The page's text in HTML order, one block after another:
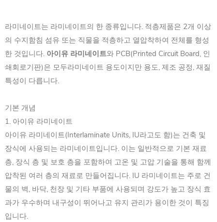
라미네이트는 라미네이트의 한 종류입니다. 적층제품은 2개 이상
의 수지함침 섬유 또는 직물을 적층하고 열압착하여 전체를 형성
한 것입니다. 아이유 라미네이트와 PCB(Printed Circuit Board, 인
쇄회로기판)은 모두라미네이트 용도이지만 용도, 제조 공정, 재질
특성이 다릅니다.
기본 개념
1. 아이유 라미네이트
아이유 라미네이트(Interlaminate Units, IU라고도 함)는 건축 및
장식에 사용되는 라미네이트입니다. 이는 일반적으로 기본 재료
층, 장식 층 및 보호 층을 포함하여 고온 및 고압 기술을 통해 함께
압착된 여러 층의 재료로 만들어집니다. IU 라미네이트는 주로 건
물의 벽, 바닥, 천장 및 기타 부품에 사용되며 강도가 높고 장식 효
과가 우수하며 내구성이 뛰어나고 유지 관리가 용이한 것이 특징
입니다.